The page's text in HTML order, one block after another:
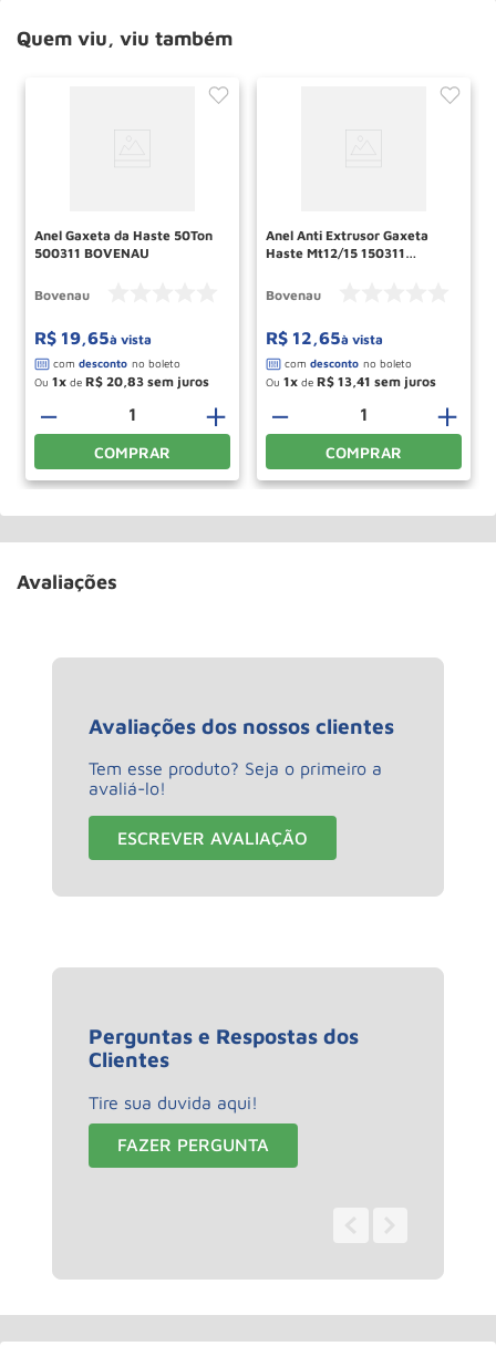
Quem viu, viu também
Anel Gaxeta da Haste 50Ton
500311 BOVENAU
Bovenau
R$ 19,65à vista
Ou 1 de R$ 20,83
＋
－
COMPRAR
Anel Anti Extrusor Gaxeta
Haste Mt12/15 150311
Bovenau
R$ 12,65à vista
Ou 1 de R$ 13,41
＋
－
COMPRAR
Avaliações
Avaliações dos nossos clientes
Tem esse produto? Seja o primeiro a
avaliá-lo!
ESCREVER AVALIAÇÃO
Perguntas e Respostas dos
Clientes
Tire sua duvida aqui!
FAZER PERGUNTA